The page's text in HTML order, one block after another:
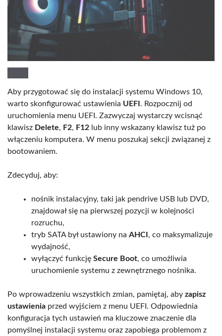
Aby przygotować się do instalacji systemu Windows 10,
warto skonfigurować ustawienia UEFI . Rozpocznij od
uruchomienia menu UEFI. Zazwyczaj wystarczy wcisnąć
klawisz Delete, F2, F12 lub inny wskazany klawisz tuż po
włączeniu komputera. W menu poszukaj sekcji związanej z
bootowaniem.
Zdecyduj, aby:
nośnik instalacyjny, taki jak pendrive USB lub DVD,
znajdował się na pierwszej pozycji w kolejności
rozruchu,
tryb SATA był ustawiony na AHCI , co maksymalizuje
wydajność,
wyłączyć funkcję Secure Boot, co umożliwia
uruchomienie systemu z zewnętrznego nośnika.
Po wprowadzeniu wszystkich zmian, pamiętaj, aby zapisz
ustawienia przed wyjściem z menu UEFI. Odpowiednia
konfiguracja tych ustawień ma kluczowe znaczenie dla
pomyślnej instalacji systemu oraz zapobiega problemom z